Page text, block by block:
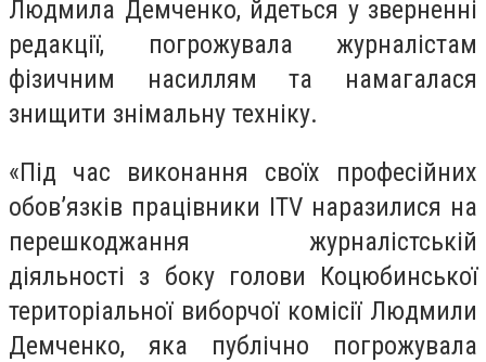
Людмила Демченко, йдеться у зверненні
редакції, погрожувала журналістам
фізичним насиллям та намагалася
знищити знімальну техніку.
«Під час виконання своїх професійних
обов’язків працівники ITV наразилися на
перешкоджання журналістській
діяльності з боку голови Коцюбинської
територіальної виборчої комісії Людмили
Демченко, яка публічно погрожувала